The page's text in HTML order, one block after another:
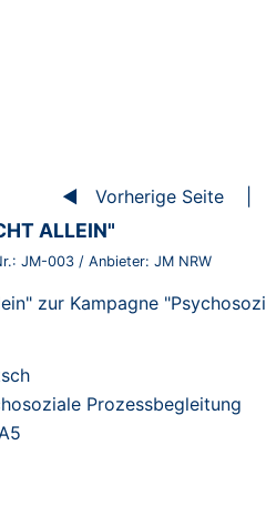
Vorherige Seite
ALLEIN"
JM-003 / Anbieter: JM NRW
zur Kampagne
Prozessbegleitung